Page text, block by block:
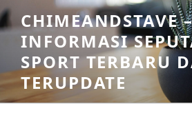
Skip
to
content
CHIMEANDSTAVE
INFORMASI
SPORT TERBARU
TERUPDATE